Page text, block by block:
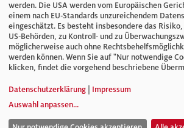
AGB
© Verlag für Fachpublizistik GmbH
werden. Die USA werden vom Europäischen
einem nach EU-Standards unzureichendem
eingeschätzt. Es besteht insbesondere das
US-Behörden, zu Kontroll- und zu
möglicherweise auch ohne
werden können. Wenn Sie auf "Nur notwendige
klicken, findet die vorgehend beschriebene
Datenschutzerklärung
Impressum
Auswahl anpassen...